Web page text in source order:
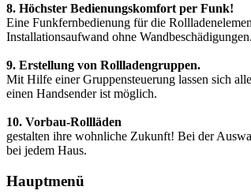
8. Höchster Bedienungskomfort per Funk!
Eine Funkfernbedienung für die
Installationsaufwand ohne
9. Erstellung von Rollladengruppen.
Mit Hilfe einer Gruppensteuerung lassen sich
einen Handsender ist möglich.
10. Vorbau-Rollläden
gestalten ihre wohnliche Zukunft! Bei der
bei jedem Haus.
Hauptmenü